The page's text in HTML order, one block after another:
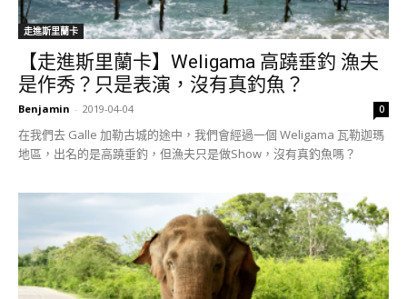
走進斯里蘭卡
【走進斯里蘭卡】Weligama 高蹺垂釣 漁夫
是作秀？只是表演，沒有真釣魚？
Benjamin - 2019-04-04 0
在我們去 Galle 加勒古城的途中，我們會經過一個 Weligama 瓦勒迦瑪
地區，出名的是高蹺垂釣，但漁夫只是做Show，沒有真釣魚嗎？